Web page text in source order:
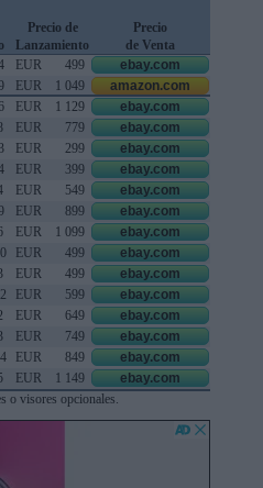
Precio de
Lanzamiento
Precio
de Venta
EUR 499
ebay.com
EUR 1 049
amazon.com
EUR 1 129
ebay.com
EUR 779
ebay.com
EUR 299
ebay.com
EUR 399
ebay.com
EUR 549
ebay.com
EUR 899
ebay.com
EUR 1 099
ebay.com
EUR 499
ebay.com
EUR 499
ebay.com
EUR 599
ebay.com
EUR 649
ebay.com
EUR 749
ebay.com
EUR 849
ebay.com
EUR 1 149
ebay.com
o visores opcionales.